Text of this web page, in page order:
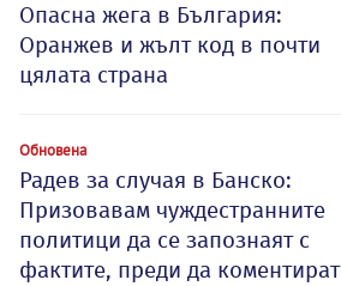
Опасна жега в България:
Оранжев и жълт код в почти
цялата страна
Обновена
Радев за случая в Банско:
Призовавам чуждестранните
политици да се запознаят с
фактите, преди да коментират